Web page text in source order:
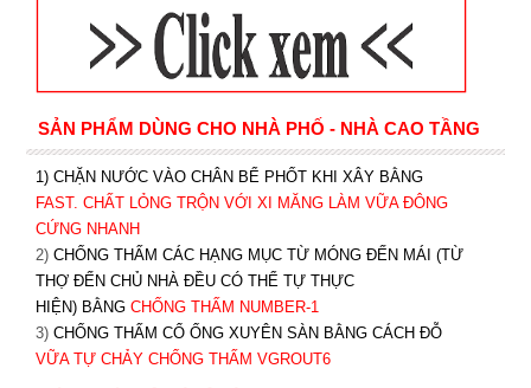
SẢN PHẨM DÙNG CHO NHÀ PHỐ - NHÀ CAO TẦNG
1) CHẶN NƯỚC VÀO CHÂN BỂ PHỐT KHI XÂY BẰNG
FAST. CHẤT LỎNG TRỘN VỚI XI MĂNG LÀM VỮA ĐÔNG
CỨNG NHANH
2) CHỐNG THẤM CÁC HẠNG MỤC TỪ MÓNG ĐẾN MÁI (TỪ
THỢ ĐẾN CHỦ NHÀ ĐỀU CÓ THỂ TỰ THỰC
HIỆN) BẰNG CHỐNG THẤM NUMBER-1
3) CHỐNG THẤM CỔ ỐNG XUYÊN SÀN BẰNG CÁCH ĐỖ
VỮA TỰ CHẢY CHỐNG THẤM VGROUT6